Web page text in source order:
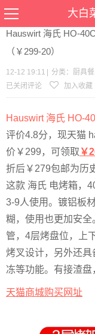
大白
当前位置： 优惠>厨
Hauswirt 海氏 HO-
（￥299-20）
12-12 19:11 分类： 厨具
已关闭评论
加入收藏
Hauswirt 海氏 HO-
评价4.8分，现天猫
价￥299，可领取 ￥
折后￥279包邮为历
这款 海氏 电烤箱，
3-9人使用。镀铝板
糊，使用也更加安
管，4层烤盘位，上
烤叉设计，另外还
冻等功能。有接渣盘
天猫商城购买网址